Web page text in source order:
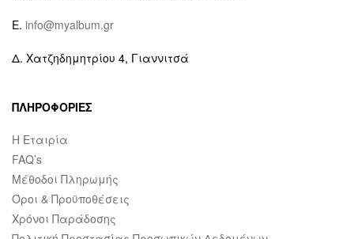
E. info@myalbum.gr
Δ. Χατζηδημητρίου 4, Γιαννιτσά
ΠΛΗΡΟΦΟΡΙΕΣ
Η Εταιρία
FAQ’s
Μέθοδοι Πληρωμής
Όροι & Προϋποθέσεις
Χρόνοι Παράδοσης